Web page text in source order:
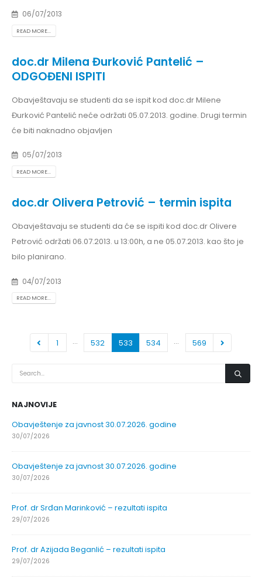
06/07/2013
READ MORE...
doc.dr Milena Đurković Pantelić –
ODGOĐENI ISPITI
Obavještavaju se studenti da se ispit kod doc.dr Milene
Đurković Pantelić neće održati 05.07.2013. godine. Drugi termin
će biti naknadno objavljen
05/07/2013
READ MORE...
doc.dr Olivera Petrović – termin ispita
Obavještavaju se studenti da će se ispiti kod doc.dr Olivere
Petrović održati 06.07.2013. u 13:00h, a ne 05.07.2013. kao što je
bilo planirano.
04/07/2013
READ MORE...
1 … 532 533 534 … 569
NAJNOVIJE
Obavještenje za javnost 30.07.2026. godine
30/07/2026
Obavještenje za javnost 30.07.2026. godine
30/07/2026
Prof. dr Srđan Marinković – rezultati ispita
29/07/2026
Prof. dr Azijada Beganlić – rezultati ispita
29/07/2026